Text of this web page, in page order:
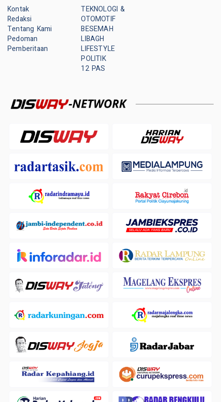
Kontak
Redaksi
Tentang Kami
Pedoman
Pemberitaan
TEKNOLOGI &
OTOMOTIF
BESEMAH
LIBAGH
LIFESTYLE
POLITIK
12 PAS